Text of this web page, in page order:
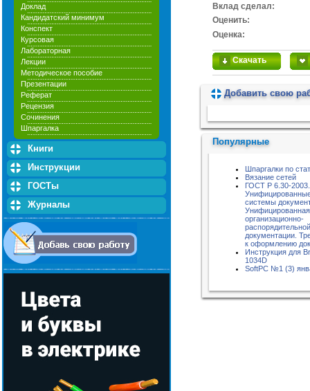
Доклад
Кандидатский минимум
Конспект
Курсовая
Лабораторная
Лекции
Методическое пособие
Презентации
Реферат
Рецензия
Сочинения
Шпаргалка
Книги
Инструкции
ГОСТы
Журналы
Вклад сделал:
Оценить:
Оценка:
Скачать
Добавить свою
Популярные
Шпаргалки по
Вязание сетей
ГОСТ Р 6.30-2003.
системы
организационно-
распорядительной
документации.
к оформлению
Инструкция для
1034D
SoftPC №1 (3)